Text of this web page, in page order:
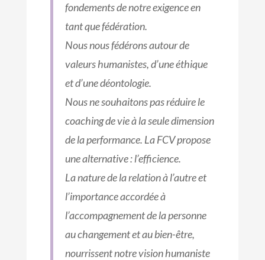
fondements de notre exigence en
tant que fédération.
Nous nous fédérons autour de
valeurs humanistes, d’une éthique
et d’une déontologie.
Nous ne souhaitons pas réduire le
coaching de vie à la seule dimension
de la performance. La FCV propose
une alternative : l’efficience.
La nature de la relation à l’autre et
l’importance accordée à
l’accompagnement de la personne
au changement et au bien-être,
nourrissent notre vision humaniste